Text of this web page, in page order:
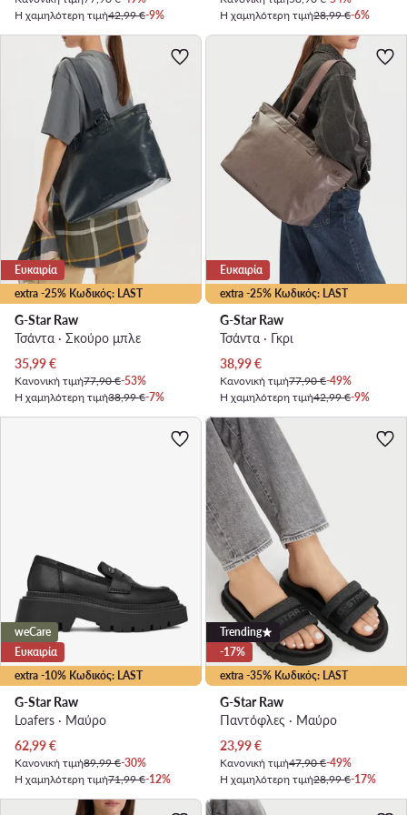
Η χαμηλότερη τιμή42,99 €-9%
Η χαμηλότερη τιμή28,99 €-6%
extra -25% Κωδικός: LAST
Ευκαιρία
G-Star Raw
Τσάντα · Σκούρο μπλε
Τρέχουσα τιμή
35,99€
Κανονική τιμή77,90 €-53%
Η χαμηλότερη τιμή38,99 €-7%
extra -25% Κωδικός: LAST
Ευκαιρία
G-Star Raw
Τσάντα · Γκρι
Τρέχουσα τιμή
38,99€
Κανονική τιμή77,90 €-49%
Η χαμηλότερη τιμή42,99 €-9%
extra -10% Κωδικός: LAST
weCare
Ευκαιρία
G-Star Raw
Loafers · Μαύρο
Τρέχουσα τιμή
62,99€
Κανονική τιμή89,99 €-30%
Η χαμηλότερη τιμή71,99 €-12%
extra -35% Κωδικός: LAST
Trending
-17%
G-Star Raw
Παντόφλες · Μαύρο
Τρέχουσα τιμή
23,99€
Κανονική τιμή47,90 €-49%
Η χαμηλότερη τιμή28,99 €-17%